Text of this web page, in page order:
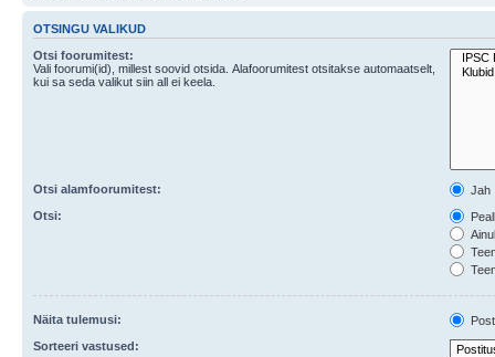
OTSINGU VALIKUD
Otsi foorumitest:
Vali foorumi(id), millest soovid otsida. Alafoorumitest otsitakse automaatselt,
kui sa seda valikut siin all ei keela.
Otsi alamfoorumitest:
Jah
Otsi:
Näita tulemusi:
Sorteeri vastused: